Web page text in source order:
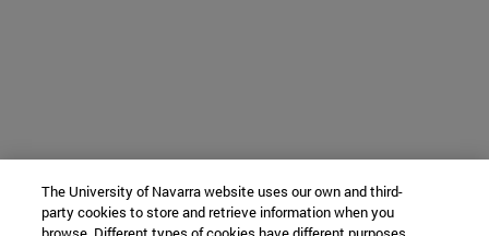
The University of Navarra website uses our own and third-
party cookies to store and retrieve information when you